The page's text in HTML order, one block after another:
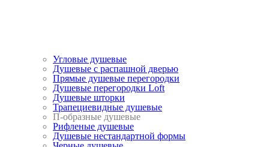
Угловые душевые
Душевые с распашной дверью
Прямые душевые перегородки
Душевые перегородки Loft
Душевые шторки
Трапециевидные душевые
П-образные душевые
Рифленые душевые
Душевые нестандартной формы